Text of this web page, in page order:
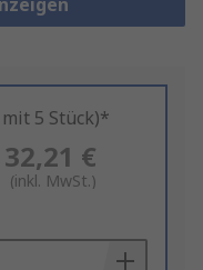
5 Stück)*
32,21 €
(inkl. MwSt.)